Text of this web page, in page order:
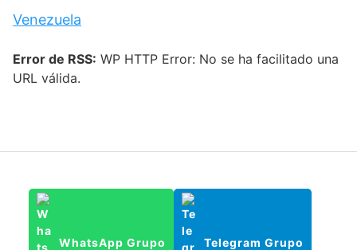
Venezuela
Error de RSS: WP HTTP Error: No se ha facilitado una
URL válida.
WhatsApp Grupo Telegram Grupo